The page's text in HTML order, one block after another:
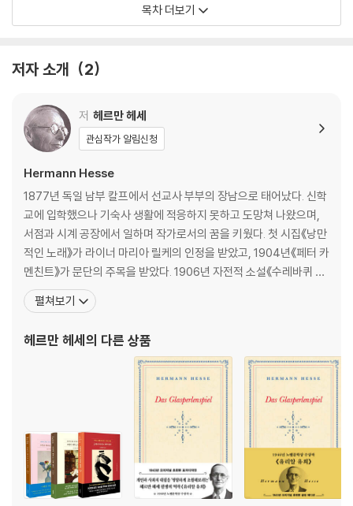
작가와의 만남 가지지 못한 사람들 슈바벤식 풍자 카사노바의 회심 I 카사
인구과잉 수영에 잠깐 한눈팔기 헤르만 헤세 문학의 밤 정상국 보고서 마
게 시간을 보내는 방법 문학적인 일상 그림 형제의 한 동화에 관하여 멀리
뛰기
chapter 02
암울한 시간 속에서,
유쾌함 한 줌
어쩌다 한 번씩 쓴 농담 시
파티 숲밤 5월 재의 수요일 아침 시골길 노래 비자발적 헌납 악순환 베네
베레나호프에서 온천 치료 팔름슈트룀 대문호의 발라드 세례자 요한에게
술꾼 헤르만이 말했다 편지 한 통 돼지처럼 정신분열증 시인이 부르는 죽
음의 찬가 쉰 살이 된 남자 가르침 살짝 취해서 어느 편집자가 보낸 편지 휘
파람 헌향 추측 통풍 장인이 말하기를 혼령들의 합창 정원사는 꿈꾼다 사
자의 애도 수용 내가 먹고, 네가 먹고 게르만인은 가끔 하일 히틀러라고 외
치는 대신 다음 구절을 읊는다 경고 궤변 타락 고양이에 관하여 제안 머리
가 없으면 깜짝 선물 노인이 말하기를 복수 결혼 운 순례자의 노래 흠 있는
천사 불가피함 강인함 차용 너무 늙어버린 작가의 초상 위로의 말 잘베 슈
발베 나의 비평가들에게 중국의 전설 심리학 결산 친구들에게 보내는 답장
목차 더보기
저자 소개 2
저 헤르만 헤세
관심작가 알림신청
Hermann Hesse
1877년 독일 남부 칼프에서 선교사 부부의 장남으로 태어났다. 신학
교에 입학했으나 기숙사 생활에 적응하지 못하고 도망쳐 나왔으며,
서점과 시계 공장에서 일하며 작가로서의 꿈을 키웠다. 첫 시집《낭만
적인 노래》가 라이너 마리아 릴케의 인정을 받았고, 1904년《페터 카
멘친트》가 문단의 주목을 받았다. 1906년 자전적 소설《수레바퀴 아
래서》를 출간했고, 1919년 필명 ‘에밀 싱클레어’로《데미안》을 출간
했다. 가장 활발한 작품 활동을 한 1920년에는《클링조어의 마지막
다. 1946년《유리알 유희》로 노벨문학상과 괴
펼쳐보기
헤르만 헤세 의 다른 상품